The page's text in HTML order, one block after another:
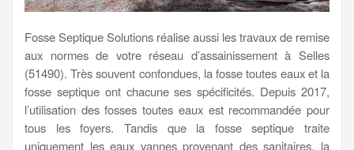
Fosse Septique Solutions réalise aussi les travaux de remise
aux normes de votre réseau d’assainissement à Selles
(51490). Très souvent confondues, la fosse toutes eaux et la
fosse septique ont chacune ses spécificités. Depuis 2017,
l’utilisation des fosses toutes eaux est recommandée pour
tous les foyers. Tandis que la fosse septique traite
uniquement les eaux vannes provenant des sanitaires, la